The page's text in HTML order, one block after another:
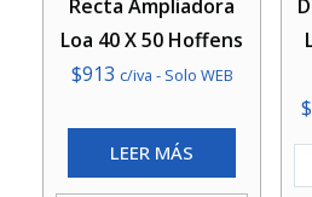
Recta Ampliadora
Loa 40 X 50 Hoffens
$913 c/iva - Solo WEB
LEER MÁS
$